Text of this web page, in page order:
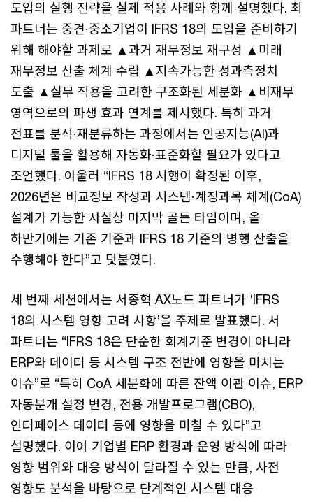
도입의 실행 전략을 실제 적용 사례와 함께 설명했다. 최
파트너는 중견·중소기업이 IFRS 18의 도입을 준비하기
위해 해야할 과제로 ▲과거 재무정보 재구성 ▲미래
재무정보 산출 체계 수립 ▲지속가능한 성과측정치
도출 ▲실무 적용을 고려한 구조화된 세분화 ▲비재무
영역으로의 파생 효과 연계를 제시했다. 특히 과거
전표를 분석·재분류하는 과정에서는 인공지능(AI)과
디지털 툴을 활용해 자동화·표준화할 필요가 있다고
조언했다. 아울러 “IFRS 18 시행이 확정된 이후,
2026년은 비교정보 작성과 시스템·계정과목 체계(CoA)
설계가 가능한 사실상 마지막 골든 타임이며, 올
하반기에는 기존 기준과 IFRS 18 기준의 병행 산출을
수행해야 한다”고 덧붙였다.
세 번째 세션에서는 서종혁 AX노드 파트너가 ‘IFRS
18의 시스템 영향 고려 사항’을 주제로 발표했다. 서
파트너는 “IFRS 18은 단순한 회계기준 변경이 아니라
ERP와 데이터 등 시스템 구조 전반에 영향을 미치는
이슈”로 “특히 CoA 세분화에 따른 잔액 이관 이슈, ERP
자동분개 설정 변경, 전용 개발프로그램(CBO),
인터페이스 데이터 등에 영향을 미칠 수 있다”고
설명했다. 이어 기업별 ERP 환경과 운영 방식에 따라
영향 범위와 대응 방식이 달라질 수 있는 만큼, 사전
영향도 분석을 바탕으로 단계적인 시스템 대응